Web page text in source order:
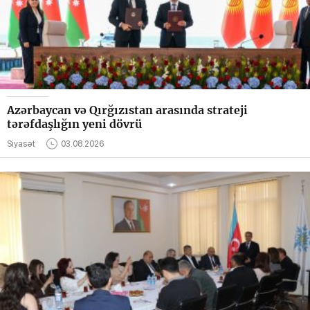
Azərbaycan və Qırğızıstan arasında strateji
tərəfdaşlığın yeni dövrü
Siyasət 03.08.2026